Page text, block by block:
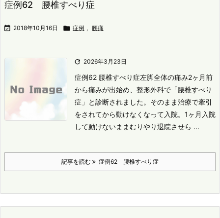
症例62 腰椎すべり症
 2018年10月16日  症例 , 腰痛
 2026年3月23日
症例62 腰椎すべり症左脚全体の痛み2ヶ月前
から痛みが出始め、整形外科で「腰椎すべり
症」と診断されました。 そのまま治療で牽引
をされてから動けなくなって入院。 1ヶ月入院
して動けないままむりやり退院させら ...
記事を読む 症例62 腰椎すべり症